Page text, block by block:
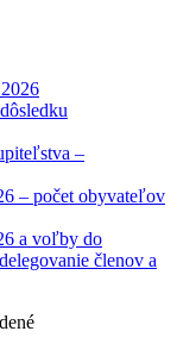
–
– počet obyvateľov
a voľby do
členov a